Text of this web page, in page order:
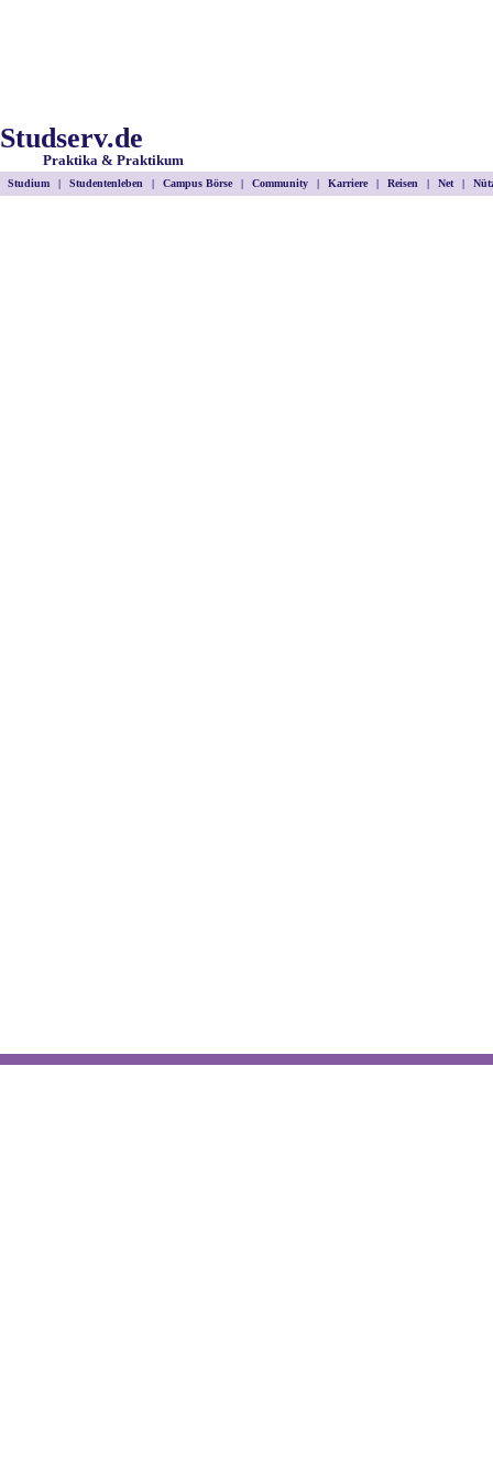
Studserv.de
Praktika & Praktikum
Studium | Studentenleben | Campus Börse | Community | Karriere | Reisen | Net |